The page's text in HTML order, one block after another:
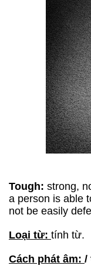
Tough: strong,
a person is able
not be easily
Loại từ: tính từ.
Cách phát âm: /